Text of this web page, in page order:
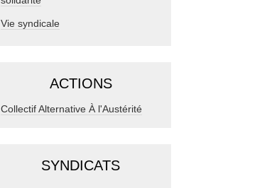
Vie syndicale
ACTIONS
Collectif Alternative À l'Austérité
SYNDICATS